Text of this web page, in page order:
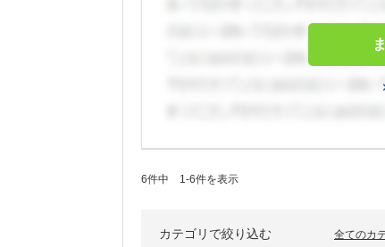
6件中 1-6件を表示
カテゴリで絞り込む 全てのカ